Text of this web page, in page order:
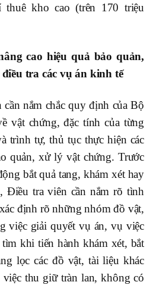
kho cao (trên 170 triệu
cao hiệu quả bảo quản,
tra các vụ án kinh tế
nắm chắc quy định của Bộ
vật chứng, đặc tính của từng
trình tự, thủ tục thực hiện các
quản, xử lý vật chứng. Trước
bắt quả tang, khám xét hay
Điều tra viên cần nắm rõ tình
định rõ những nhóm đồ vật,
việc giải quyết vụ án, vụ việc
khi tiến hành khám xét, bắt
lọc các đồ vật, tài liệu khác
thu giữ tràn lan, không có